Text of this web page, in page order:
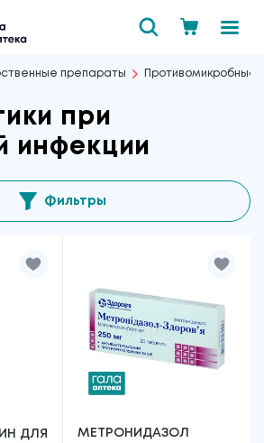
препараты Противомикробные
при
инфекции
Фильтры
ДЛЯ
МЕТРОНИДАЗОЛ